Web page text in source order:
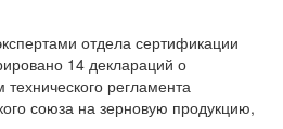
отдела сертификации
14 деклараций о
технического регламента
союза на зерновую продукцию,